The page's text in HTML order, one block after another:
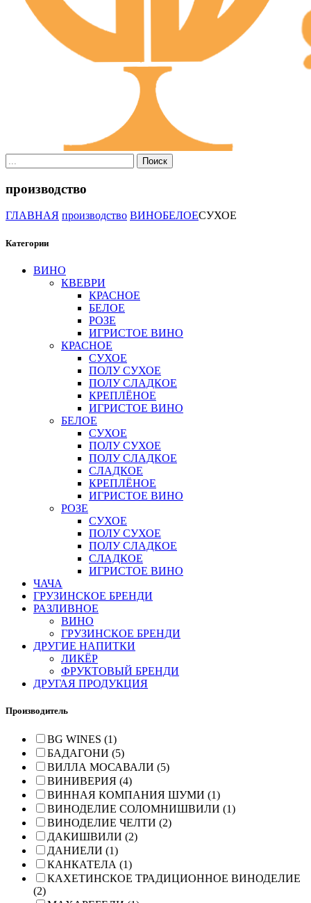
Поиск
производство
ГЛАВНАЯ производство ВИНОБЕЛОЕСУХОЕ
Категории
ВИНО
КВЕВРИ
КРАСНОЕ
БЕЛОЕ
РОЗЕ
ИГРИСТОЕ ВИНО
КРАСНОЕ
СУХОЕ
ПОЛУ СУХОЕ
ПОЛУ СЛАДКОЕ
КРЕПЛЁНОЕ
ИГРИСТОЕ ВИНО
БЕЛОЕ
СУХОЕ
ПОЛУ СУХОЕ
ПОЛУ СЛАДКОЕ
СЛАДКОЕ
КРЕПЛЁНОЕ
ИГРИСТОЕ ВИНО
РОЗЕ
СУХОЕ
ПОЛУ СУХОЕ
ПОЛУ СЛАДКОЕ
СЛАДКОЕ
ИГРИСТОЕ ВИНО
ЧАЧА
ГРУЗИНСКОЕ БРЕНДИ
РАЗЛИВНОЕ
ВИНО
ГРУЗИНСКОЕ БРЕНДИ
ДРУГИЕ НАПИТКИ
ЛИКЁР
ФРУКТОВЫЙ БРЕНДИ
ДРУГАЯ ПРОДУКЦИЯ
Производитель
BG WINES (1)
БАДАГОНИ (5)
ВИЛЛА МОСАВАЛИ (5)
ВИНИВЕРИЯ (4)
ВИННАЯ КОМПАНИЯ ШУМИ (1)
ВИНОДЕЛИЕ СОЛОМНИШВИЛИ (1)
ВИНОДЕЛИЕ ЧЕЛТИ (2)
ДАКИШВИЛИ (2)
ДАНИЕЛИ (1)
КАНКАТЕЛА (1)
КАХЕТИНСКОЕ ТРАДИЦИОННОЕ ВИНОДЕЛИЕ
(2)